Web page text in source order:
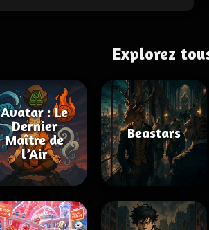
Explorez
Avatar : Le
Dernier
Maître de
l’Air
Beastars